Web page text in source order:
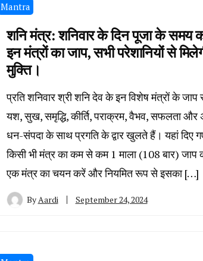
Mantra
शनि मंत्र: शनिवार के दिन पूजा के समय
इन मंत्रों का जाप, सभी परेशानियों से
मुक्ति।
प्रति शनिवार श्री शनि देव के इन विशेष मंत्रों के जाप
यश, सुख, समृद्धि, कीर्ति, पराक्रम, वैभव, सफलता और
धन-संपदा के साथ प्रगति के द्वार खुलते हैं। यहां दिए
किसी भी मंत्र का कम से कम 1 माला (108 बार) जाप
एक मंत्र का चयन करें और नियमित रूप से इसका […]
ByAardi September 24, 2024